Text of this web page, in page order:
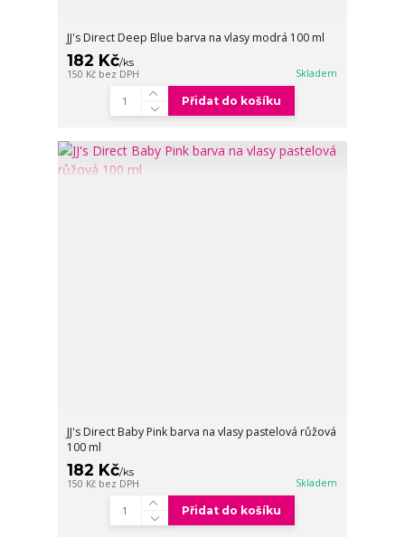
JJ's Direct Deep Blue barva na vlasy modrá 100 ml
182 Kč/ks
150 Kč bez DPH Skladem
Přidat do košíku
JJ's Direct Baby Pink barva na vlasy pastelová růžová
100 ml
182 Kč/ks
150 Kč bez DPH Skladem
Přidat do košíku